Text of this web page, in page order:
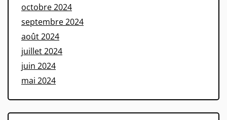
octobre 2024
septembre 2024
août 2024
juillet 2024
juin 2024
mai 2024